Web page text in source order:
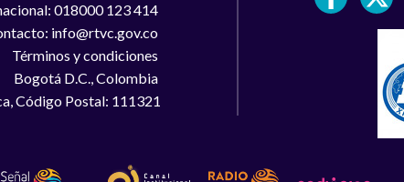
018000 123 414
info@rtvc.gov.co
Términos y condiciones
Bogotá D.C., Colombia
Código Postal: 111321